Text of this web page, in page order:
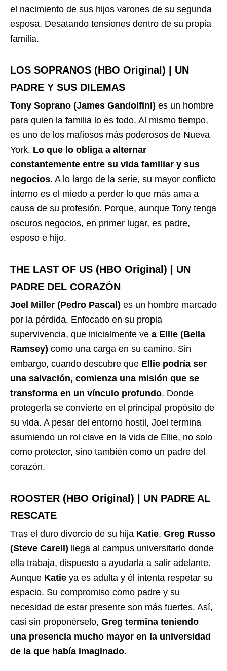
el nacimiento de sus hijos varones de su segunda
esposa. Desatando tensiones dentro de su propia
familia.
LOS SOPRANOS (HBO Original) | UN
PADRE Y SUS DILEMAS
Tony Soprano (James Gandolfini) es un hombre
para quien la familia lo es todo. Al mismo tiempo,
es uno de los mafiosos más poderosos de Nueva
York. Lo que lo obliga a alternar
constantemente entre su vida familiar y sus
negocios. A lo largo de la serie, su mayor conflicto
interno es el miedo a perder lo que más ama a
causa de su profesión. Porque, aunque Tony tenga
oscuros negocios, en primer lugar, es padre,
esposo e hijo.
THE LAST OF US (HBO Original) | UN
PADRE DEL CORAZÓN
Joel Miller (Pedro Pascal) es un hombre marcado
por la pérdida. Enfocado en su propia
supervivencia, que inicialmente ve a Ellie (Bella
Ramsey) como una carga en su camino. Sin
embargo, cuando descubre que Ellie podría ser
una salvación, comienza una misión que se
transforma en un vínculo profundo. Donde
protegerla se convierte en el principal propósito de
su vida. A pesar del entorno hostil, Joel termina
asumiendo un rol clave en la vida de Ellie, no solo
como protector, sino también como un padre del
corazón.
ROOSTER (HBO Original) | UN PADRE AL
RESCATE
Tras el duro divorcio de su hija Katie, Greg Russo
(Steve Carell) llega al campus universitario donde
ella trabaja, dispuesto a ayudarla a salir adelante.
Aunque Katie ya es adulta y él intenta respetar su
espacio. Su compromiso como padre y su
necesidad de estar presente son más fuertes. Así,
casi sin proponérselo, Greg termina teniendo
una presencia mucho mayor en la universidad
de la que había imaginado.